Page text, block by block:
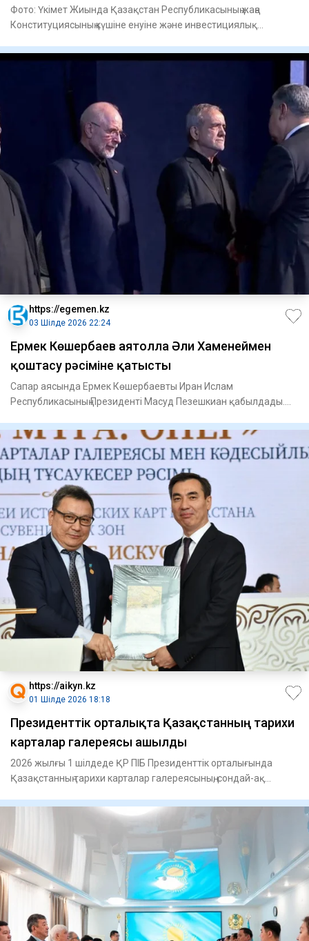
Фото: Үкімет Жиында Қазақстан Республикасының жаңа
Конституциясының күшіне енуіне және инвестициялық
https://egemen.kz
03 Шілде 2026 22:24
Ермек Көшербаев аятолла Әли Хаменеймен
қоштасу рәсіміне қатысты
Сапар аясында Ермек Көшербаевты Иран Ислам
Республикасының Президенті Масуд Пезешкиан қабылдады.
https://aikyn.kz
01 Шілде 2026 18:18
Президенттік орталықта Қазақстанның тарихи
карталар галереясы ашылды
2026 жылғы 1 шілдеде ҚР ПІБ Президенттік орталығында
Қазақстанның тарихи карталар галереясының, сондай-ақ